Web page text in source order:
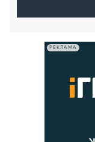
РЕКЛАМА